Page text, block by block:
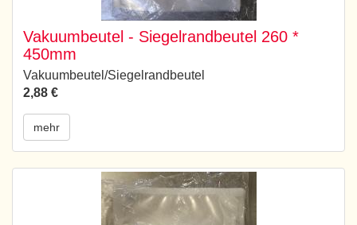
Vakuumbeutel - Siegelrandbeutel 260 *
450mm
Vakuumbeutel/Siegelrandbeutel
2,88 €
mehr